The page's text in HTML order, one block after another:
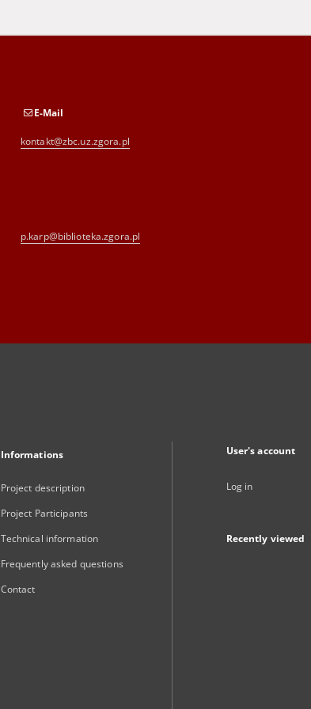
E-Mail
kontakt@zbc.uz.zgora.pl
p.karp@biblioteka.zgora.pl
Informations
Project description
Project Participants
Technical information
Frequently asked questions
Contact
User's account
Log in
Recently viewed